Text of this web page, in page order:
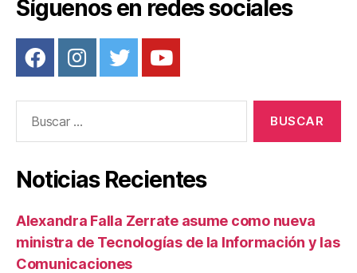
Síguenos en redes sociales
Noticias Recientes
Alexandra Falla Zerrate asume como nueva
ministra de Tecnologías de la Información y las
Comunicaciones